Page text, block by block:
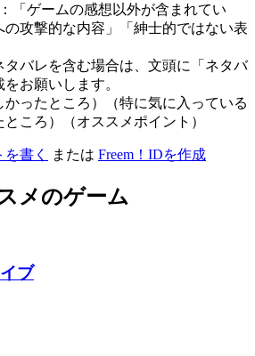
「ゲームの感想以外が含まれてい
の攻撃的な内容」「紳士的ではない表
タバレを含む場合は、文頭に「ネタバ
お願いします。
ったところ）（特に気に入っている
ころ）（オススメポイント）
書く または Freem！IDを作成
メのゲーム
ブ